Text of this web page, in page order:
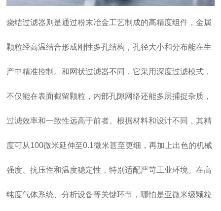
烧结过滤器则是通过粉末冶金工艺制成的高精度组件，金属
颗粒经高温结合形成刚性多孔结构，孔径大小和分布能在生
产中精准控制。和网状过滤器不同，它采用深度过滤模式，
不仅能在表面截留颗粒，内部孔隙网络还能多层捕捉杂质，
过滤效率和一致性远高于前者。根据材料和设计不同，其精
度可从100微米延伸至0.1微米甚至更细，再加上出色的机械
强度、抗压性和温度稳定性，特别适配严苛工业环境。在高
纯度气体系统、分析设备等关键环节，哪怕是亚微米级颗粒